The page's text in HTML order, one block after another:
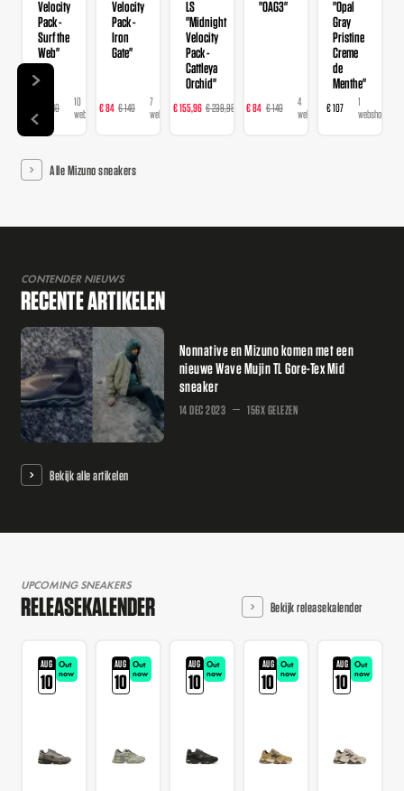
Velocity
Pack -
Surf the
Web"
€ 140
10
webshops
Velocity
Pack -
Iron
Gate"
€ 84 € 140
7
webshops
LS
"Midnight
Velocity
Pack -
Cattleya
Orchid"
€ 155,96 € 239,95
11
webshops
"OAG3"
€ 84 € 140
4
webshops
"Opal
Gray
Pristine
Creme
de
Menthe"
€ 107
1
webshop
Alle Mizuno sneakers
CONTENDER NIEUWS
RECENTE ARTIKELEN
Nonnative en Mizuno komen met een
nieuwe Wave Mujin TL Gore-Tex Mid
sneaker
14 DEC 2023 156X GELEZEN
Bekijk alle artikelen
UPCOMING SNEAKERS
RELEASEKALENDER Bekijk releasekalender
AUG
10
Out
now
AUG
10
Out
now
AUG
10
Out
now
AUG
10
Out
now
AUG
10
Out
now